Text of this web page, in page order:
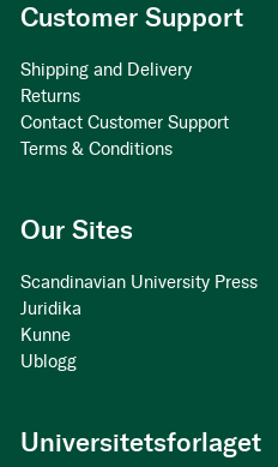
Customer Support
Shipping and Delivery
Returns
Contact Customer Support
Terms & Conditions
Our Sites
Scandinavian University Press
Juridika
Kunne
Ublogg
Universitetsforlaget